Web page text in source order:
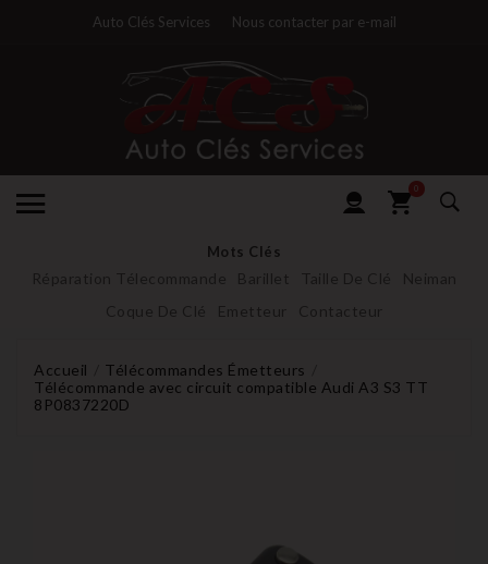
Auto Clés Services Nous contacter par e-mail
0
Mots Clés
Réparation Télecommande Barillet Taille De Clé
Neiman
Coque De Clé
Emetteur Contacteur
Accueil
Télécommandes Émetteurs
Télécommande avec circuit compatible Audi A3 S3 TT
8P0837220D